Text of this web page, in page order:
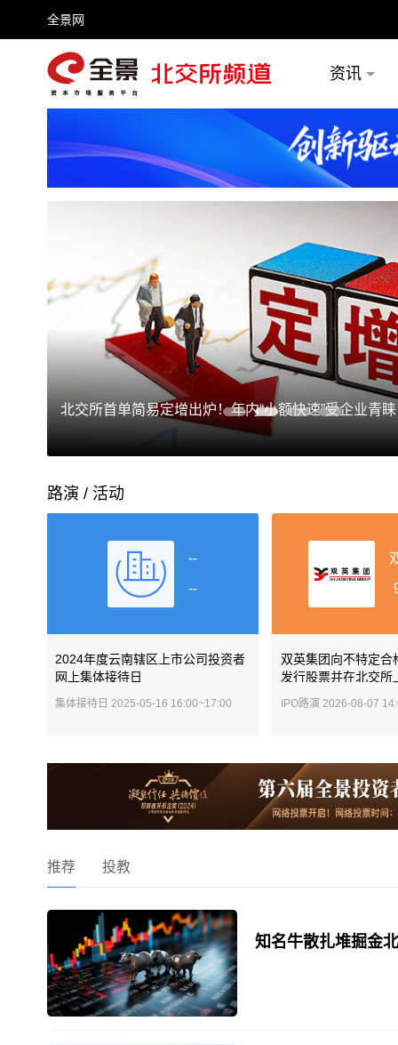
全景网
头条号 百家号
资讯
推荐
北交所首单简易定增出炉！年内“小额快速”受企业青睐
路演 / 活动
--
--
2024年度云南辖区上市公司投资者
网上集体接待日
集体接待日 2025-05-16 16:00~17:00
双英集团向不特定合
发行股票并在北交所
IPO路演 2026-08-07
推荐 投教
知名牛散扎堆掘金